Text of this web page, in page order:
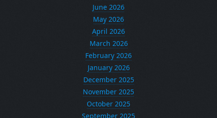
June 2026
May 2026
April 2026
March 2026
February 2026
January 2026
December 2025
November 2025
October 2025
September 2025